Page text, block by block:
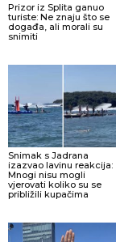
Prizor iz Splita ganuo
turiste: Ne znaju što se
događa, ali morali su
snimiti
Snimak s Jadrana
izazvao lavinu reakcija:
Mnogi nisu mogli
vjerovati koliko su se
približili kupačima